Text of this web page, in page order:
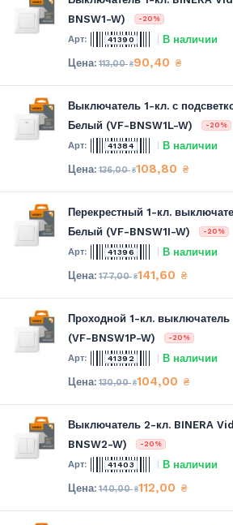
BNSW1-W)
-20%
41390 В наличии
113,00₴90,40 ₴
Выключатель 1-кл. с
Белый (VF-BNSW1L-W)
-20%
41384 В наличии
136,00₴108,80 ₴
Перекрестный 1-кл.
Белый (VF-BNSW1I-W)
-20%
41396 В наличии
177,00₴141,60 ₴
Проходной 1-кл.
(VF-BNSW1P-W)
-20%
41392 В наличии
130,00₴104,00 ₴
Выключатель 2-кл. BINERA
BNSW2-W)
-20%
41403 В наличии
140,00₴112,00 ₴